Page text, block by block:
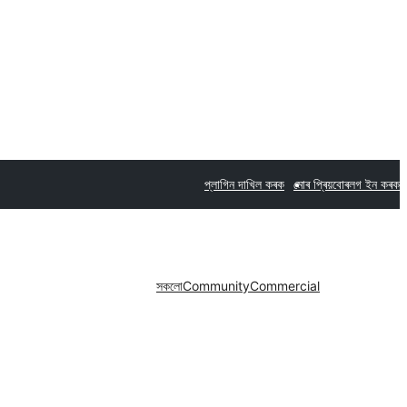
প্লাগিন দাখিল কৰক মোৰ প্ৰিয়বোৰলগ ইন কৰক
সকলোCommunityCommercial